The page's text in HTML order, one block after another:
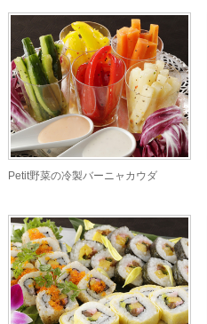
Petit野菜の冷製バーニャカウダ